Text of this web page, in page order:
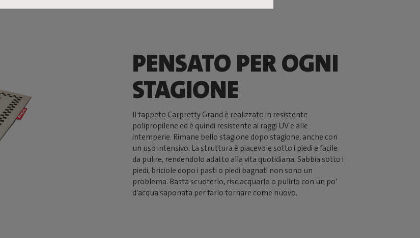
PENSATO PER OGNI
STAGIONE
Il tappeto Carpretty Grand è realizzato in resistente
polipropilene ed è quindi resistente ai raggi UV e alle
intemperie. Rimane bello stagione dopo stagione, anche con
un uso intensivo. La struttura è piacevole sotto i piedi e facile
da pulire, rendendolo adatto alla vita quotidiana. Sabbia sotto i
piedi, briciole dopo i pasti o piedi bagnati non sono un
problema. Basta scuoterlo, risciacquarlo o pulirlo con un po’
d’acqua saponata per farlo tornare come nuovo.